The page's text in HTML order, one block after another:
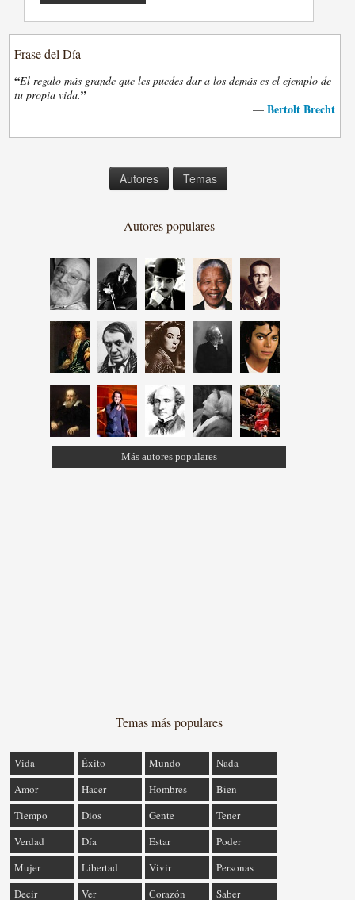
Frase del Día
“El regalo más grande que les puedes dar a los demás es el ejemplo de
tu propia vida.”
— Bertolt Brecht
Autores Temas
Autores populares
Más autores populares
Temas más populares
Vida Éxito Mundo
Nada
Amor
Hacer Hombres
Bien
Tiempo
Dios Gente
Tener
Verdad
Día Estar
Poder
Mujer
Libertad Vivir
Personas
Decir
Ver Corazón Saber